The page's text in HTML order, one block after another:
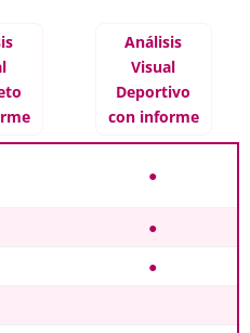
Análisis
Visual
Deportivo
con informe
●
●
●